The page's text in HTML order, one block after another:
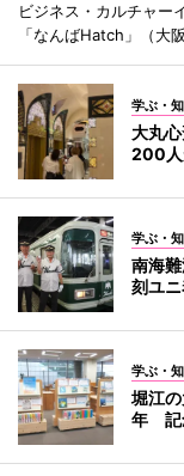
ビジネス・カルチャー
「なんばHatch」（大
学ぶ・
大丸
200人
学ぶ・
南海
刻ユ
学ぶ・
堀江
年 記